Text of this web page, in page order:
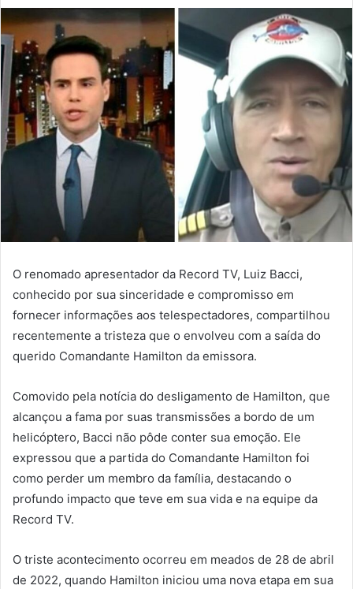
O renomado apresentador da Record TV, Luiz Bacci,
conhecido por sua sinceridade e compromisso em
fornecer informações aos telespectadores, compartilhou
recentemente a tristeza que o envolveu com a saída do
querido Comandante Hamilton da emissora.
Comovido pela notícia do desligamento de Hamilton, que
alcançou a fama por suas transmissões a bordo de um
helicóptero, Bacci não pôde conter sua emoção. Ele
expressou que a partida do Comandante Hamilton foi
como perder um membro da família, destacando o
profundo impacto que teve em sua vida e na equipe da
Record TV.
O triste acontecimento ocorreu em meados de 28 de abril
de 2022, quando Hamilton iniciou uma nova etapa em sua